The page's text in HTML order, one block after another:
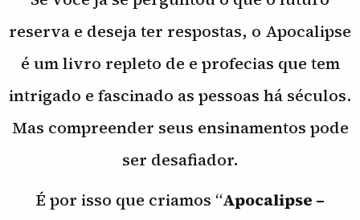
reserva e deseja ter respostas, o Apocalipse
é um livro repleto de e profecias que tem
intrigado e fascinado as pessoas há séculos.
Mas compreender seus ensinamentos pode
ser desafiador.
É por isso que criamos “Apocalipse –